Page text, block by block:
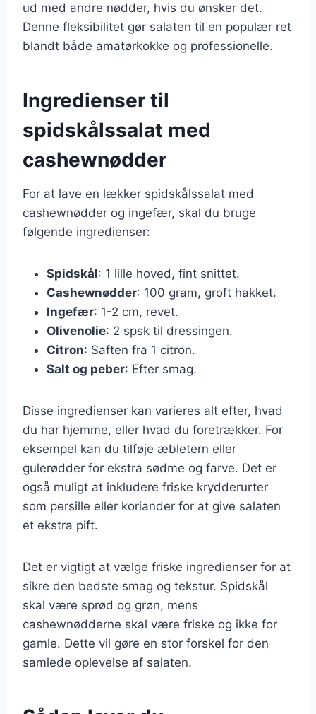
ud med andre nødder, hvis du ønsker det.
Denne fleksibilitet gør salaten til en populær ret
blandt både amatørkokke og professionelle.
Ingredienser til
spidskålssalat med
cashewnødder
For at lave en lækker spidskålssalat med
cashewnødder og ingefær, skal du bruge
følgende ingredienser:
Spidskål: 1 lille hoved, fint snittet.
Cashewnødder: 100 gram, groft hakket.
Ingefær: 1-2 cm, revet.
Olivenolie: 2 spsk til dressingen.
Citron: Saften fra 1 citron.
Salt og peber: Efter smag.
Disse ingredienser kan varieres alt efter, hvad
du har hjemme, eller hvad du foretrækker. For
eksempel kan du tilføje æbletern eller
gulerødder for ekstra sødme og farve. Det er
også muligt at inkludere friske krydderurter
som persille eller koriander for at give salaten
et ekstra pift.
Det er vigtigt at vælge friske ingredienser for at
sikre den bedste smag og tekstur. Spidskål
skal være sprød og grøn, mens
cashewnødderne skal være friske og ikke for
gamle. Dette vil gøre en stor forskel for den
samlede oplevelse af salaten.